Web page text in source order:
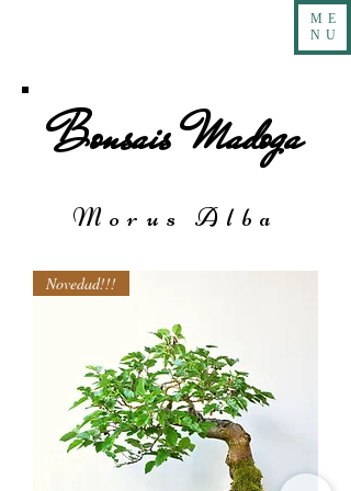
ME
NU
Bonsais Madoga
Morus Alba
Novedad!!!